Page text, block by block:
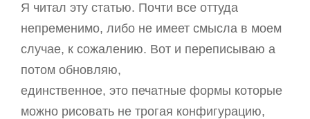
Я читал эту статью. Почти все оттуда
непременимо, либо не имеет смысла в моем
случае, к сожалению. Вот и переписываю а
потом обновляю,
единственное, это печатные формы которые
можно рисовать не трогая конфигурацию,